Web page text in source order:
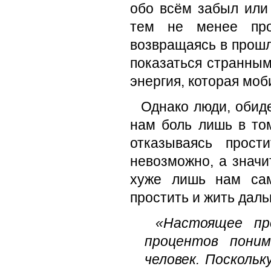
обо всём забыл
тем не менее
возвращаясь в
показаться
энергия, которая
Однако люди,
нам боль лишь в
отказываясь
невозможно, а
хуже лишь нам
простить и жить
«Настоящее
процентов
человек.